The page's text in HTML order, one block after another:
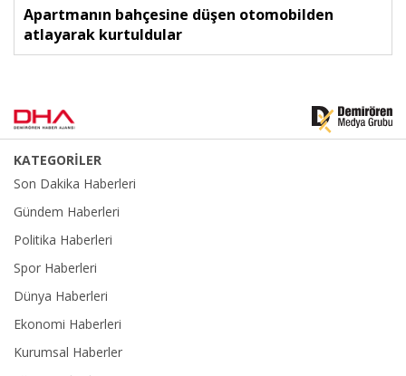
Apartmanın bahçesine düşen otomobilden
atlayarak kurtuldular
KATEGORİLER
Son Dakika Haberleri
Gündem Haberleri
Politika Haberleri
Spor Haberleri
Dünya Haberleri
Ekonomi Haberleri
Kurumsal Haberler